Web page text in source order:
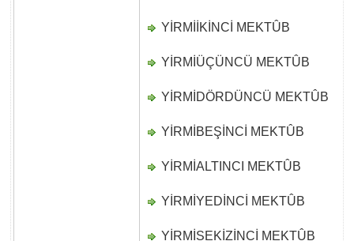
YİRMİİKİNCİ MEKTÛB
YİRMİÜÇÜNCÜ MEKTÛB
YİRMİDÖRDÜNCÜ MEKTÛB
YİRMİBEŞİNCİ MEKTÛB
YİRMİALTINCI MEKTÛB
YİRMİYEDİNCİ MEKTÛB
YİRMİSEKİZİNCİ MEKTÛB